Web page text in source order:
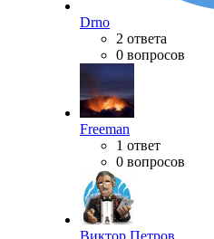
Drno
2 ответа
0 вопросов
Freeman
1 ответ
0 вопросов
Виктор Петров